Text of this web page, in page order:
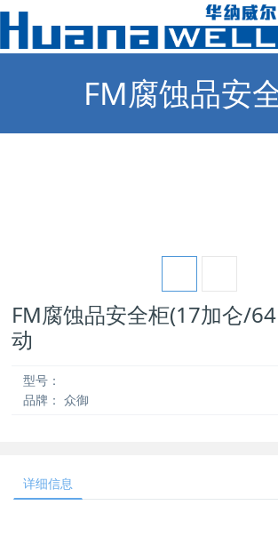
FM腐蚀品安
FM腐蚀品安全柜(17加仑/
动
型号：
品牌： 众御
详细信息